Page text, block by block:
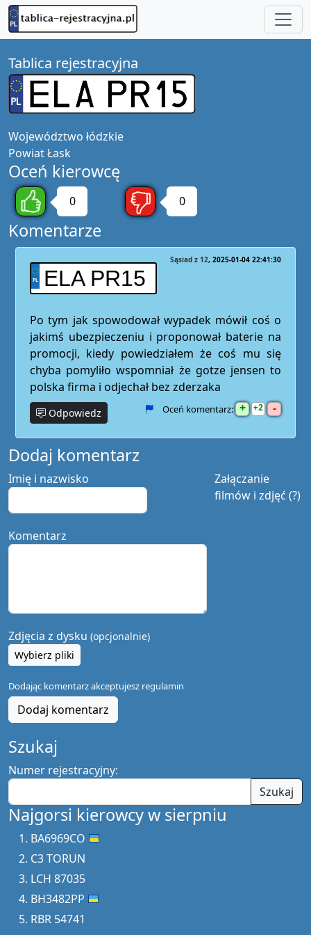
Tablica rejestracyjna
Województwo łódzkie
PowiatŁask
Oceń kierowcę
0 0
Komentarze
ELA PR15
Sąsiad z 12 2025-01-04 22:41:30
Po tym jak spowodował wypadek mówił coś o
jakimś ubezpieczeniu i proponował baterie na
promocji, kiedy powiedziałem że coś mu się
chyba pomyliło wspomniał że gotze jensen to
polska firma i odjechał bez zderzaka
Odpowiedz Oceń komentarz: + 2 -
Dodaj komentarz
Załączanie
filmów i zdjęć (?)
Imię i nazwisko
Komentarz
Zdjęcia z dysku (opcjonalnie)
Wybierz pliki
Dodając komentarz akceptujesz regulamin
Dodaj komentarz
Szukaj
Numer rejestracyjny:
Szukaj
Najgorsi kierowcy w sierpniu
BA6969CO
C3 TORUN
LCH 87035
BH3482PP
RBR 54741